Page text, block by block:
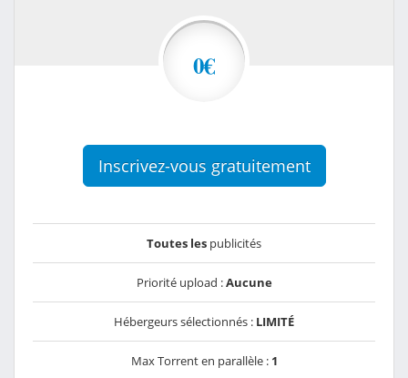
0€
Inscrivez-vous gratuitement
Toutes les publicités
Priorité upload :Aucune
Hébergeurs sélectionnés : LIMITÉ
Max Torrent en parallèle : 1